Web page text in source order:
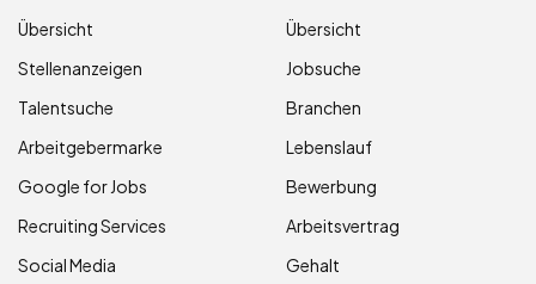
Übersicht
Stellenanzeigen
Talentsuche
Arbeitgebermarke
Google for Jobs
Recruiting Services
Social Media
Übersicht
Jobsuche
Branchen
Lebenslauf
Bewerbung
Arbeitsvertrag
Gehalt